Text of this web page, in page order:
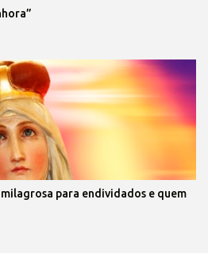
para endividados e quem